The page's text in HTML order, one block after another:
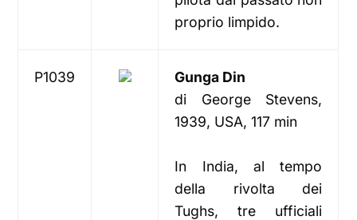
proprio limpido.
P1039
Gunga Din
di George Stevens,
1939, USA, 117 min
In India, al tempo
della rivolta dei
Tughs, tre ufficiali